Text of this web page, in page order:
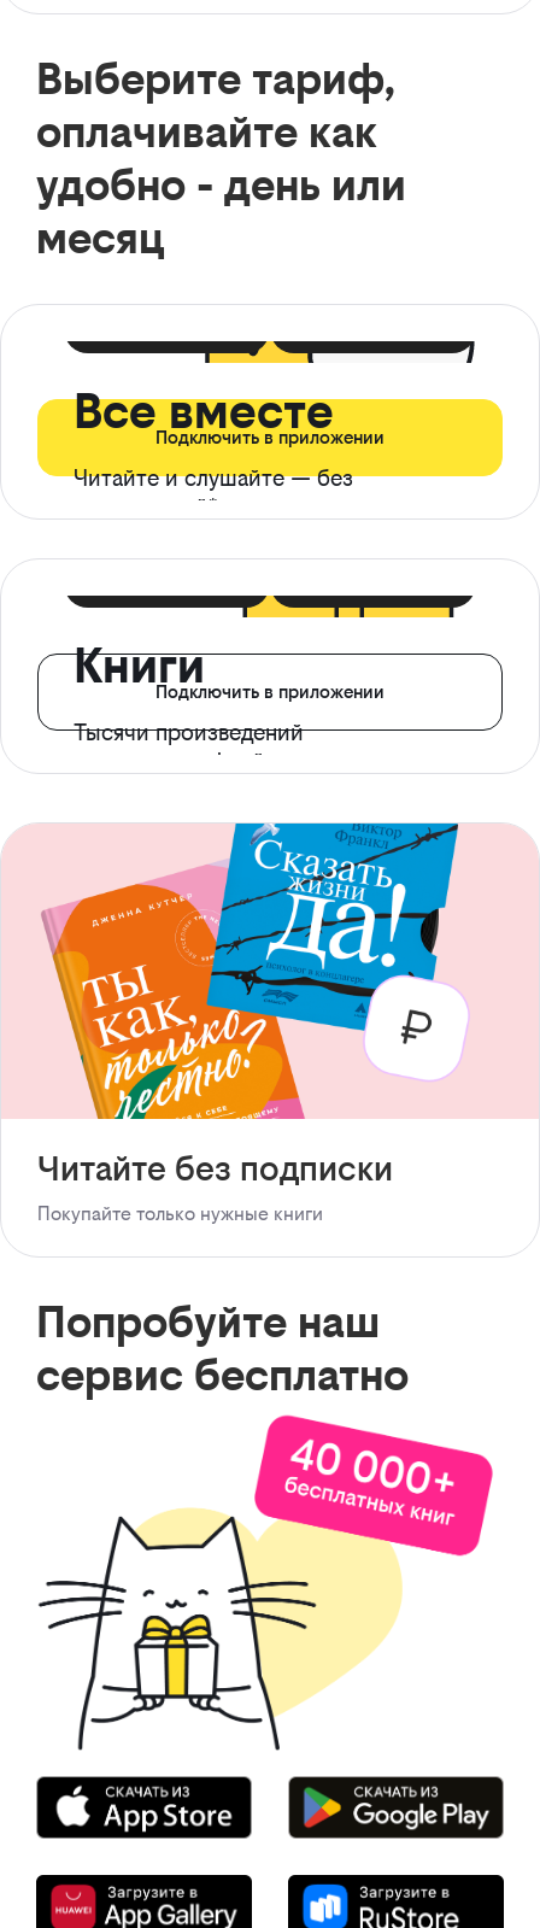
Выберите тариф,
оплачивайте как
удобно - день или
месяц
Все вместе
Читайте и слушайте — без
ограничений*
Подключить в приложении
Книги
Тысячи произведений
с доступом офлайн
Подключить в приложении
Читайте без подписки
Покупайте только нужные книги
Попробуйте наш
сервис бесплатно